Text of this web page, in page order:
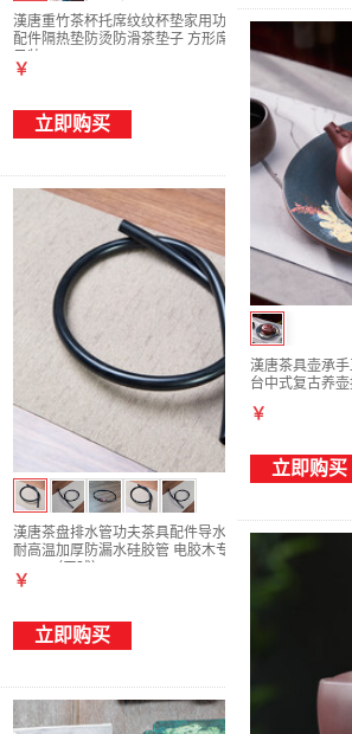
漢唐重竹茶杯托席纹纹杯垫家用功夫茶具茶道
配件隔热垫防烫防滑茶垫子 方形席纹杯托 6
￥
立即购买
漢唐茶盘排水管功夫茶具配件导水管带吸水球
耐高温加厚防漏水硅胶管 电胶木专用 大号管
￥
立即购买
漢唐茶具壶承
台中式复古养
￥
立即购买